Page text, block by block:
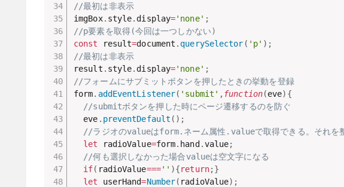
//最初は非表示
imgBox. style. display='none' ;
//p要素を取得(今回は一つしかない)
const result=document . querySelector ( 'p' ) ;
//最初は非表示
result . style. display='none' ;
//フォームにサブミットボタンを押したときの挙動を登録
form. addEventListener( 'submit' , function(eve) {
//submitボタンを押した時にページ遷移するのを防ぐ
  eve
. preventDefault ( ) ;
//ラジオのvalueはform.ネーム属性.valueで取得できる。それを
let radioValue=form. hand .value;
//何も選択しなかった場合valueは空文字になる
if( radioValue==='' ){return;}
let userHand=Number( radioValue) ;